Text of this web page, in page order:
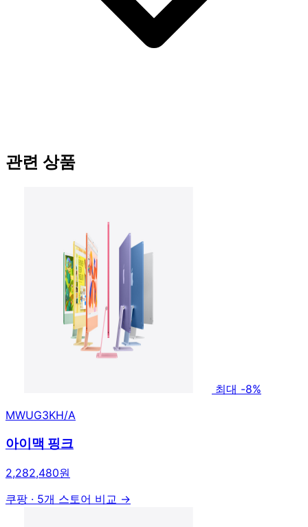
관련 상품
최대 -8%
MWUG3KH/A
아이맥 핑크
2,282,480원
쿠팡 · 5개 스토어 비교 →